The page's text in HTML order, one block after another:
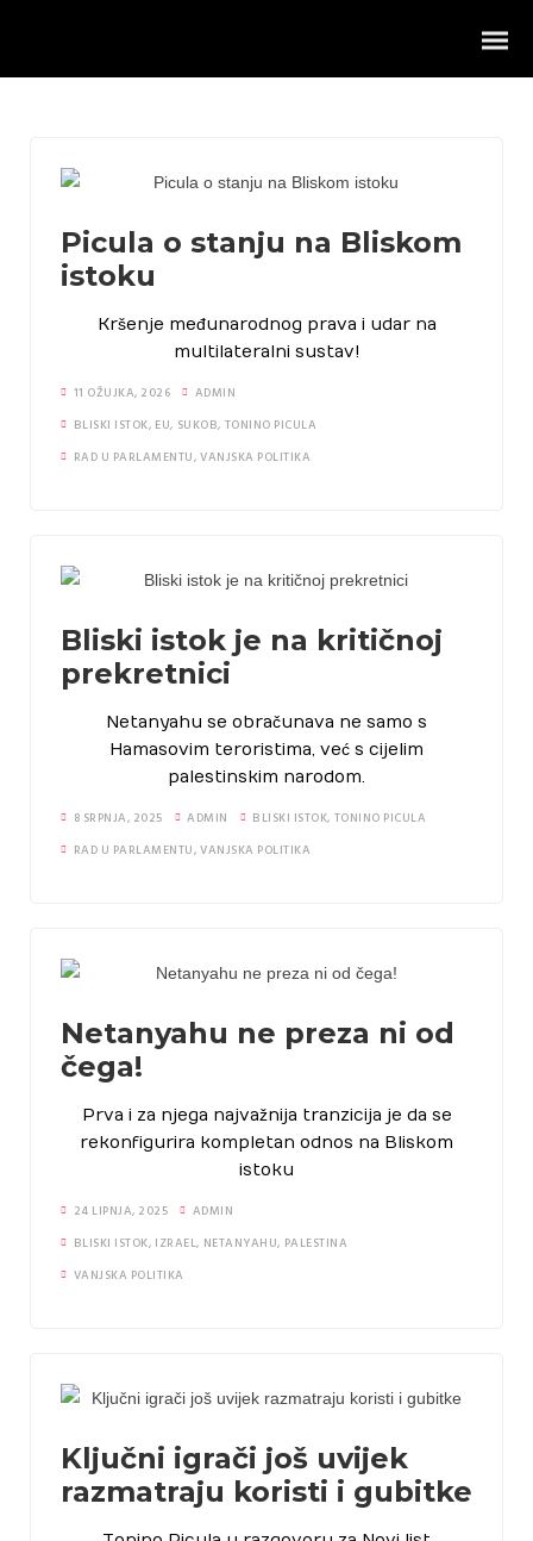
Intervjui
Vanjska politika
Hrvatska i Zapadni Balkan
Uštedi vodu
Borba protiv dezinformacija
Zaštita autohtonih proizvoda
Foto natječaji
Picula o stanju na Bliskom
istoku
Kršenje međunarodnog prava i udar na
multilateralni sustav!
11 OŽUJKA, 2026
ADMIN
BLISKI ISTOK, EU, SUKOB, TONINO PICULA
RAD U PARLAMENTU,VANJSKA POLITIKA
Bliski istok je na kritičnoj
prekretnici
Netanyahu se obračunava ne samo s
Hamasovim teroristima, već s cijelim
palestinskim narodom.
8 SRPNJA, 2025 ADMIN BLISKI ISTOK, TONINO PICULA
RAD U PARLAMENTU,VANJSKA POLITIKA
Netanyahu ne preza ni od
čega!
Prva i za njega najvažnija tranzicija je da se
rekonfigurira kompletan odnos na Bliskom
istoku
24 LIPNJA, 2025
ADMIN
BLISKI ISTOK, IZRAEL, NETANYAHU, PALESTINA
VANJSKA POLITIKA
Ključni igrači još uvijek
razmatraju koristi i gubitke